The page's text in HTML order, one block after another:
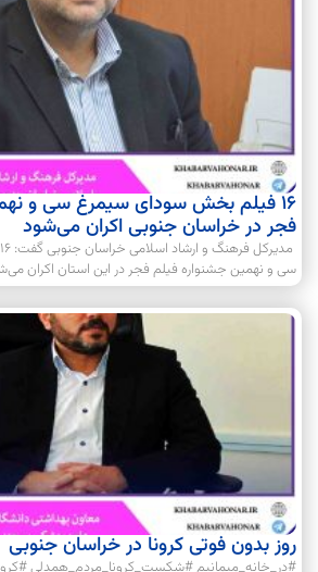
16 فیلم بخش سودای سیمرغ سی و
فجر در خراسان جنوبی اکران می‌شود
سی و نهمین جشنواره فیلم‌ فجر در این استان اکران
روز بدون فوتی کرونا در خراسان جنوبی
#در_خانه_میمانیم #شکست_کرونا_مردم_همدلی